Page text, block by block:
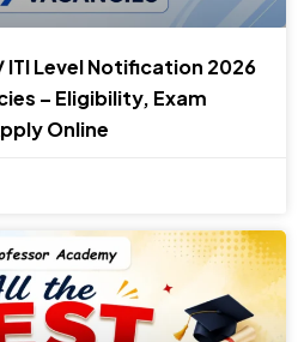
ITI Level Notification 2026
– Eligibility, Exam
Online